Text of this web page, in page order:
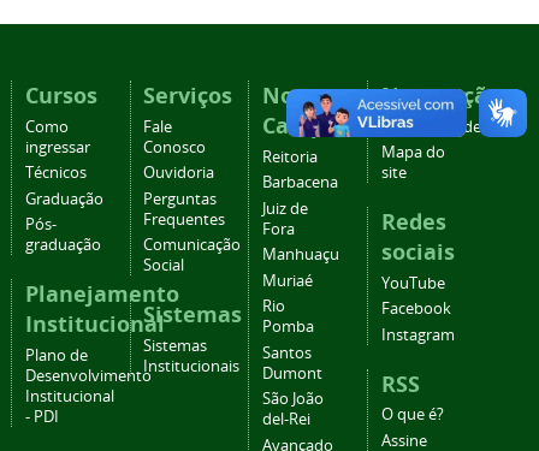
Cursos
Como
ingressar
Técnicos
Graduação
Pós-
graduação
Planejamento
Institucional
Plano de
Desenvolvimento
Institucional
- PDI
Serviços
Fale
Conosco
Ouvidoria
Perguntas
Frequentes
Comunicação
Social
Sistemas
Sistemas
Institucionais
Nossos
Campi
Reitoria
Barbacena
Juiz de
Fora
Manhuaçu
Muriaé
Rio
Pomba
Santos
Dumont
São João
del-Rei
Avançado
Navegação
Acessibilidade
Mapa do
site
Redes
sociais
YouTube
Facebook
Instagram
RSS
O que é?
Assine